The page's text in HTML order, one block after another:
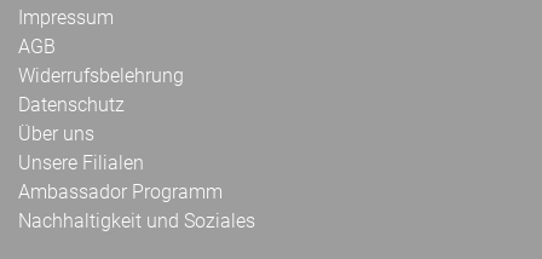
Impressum
AGB
Widerrufsbelehrung
Datenschutz
Über uns
Unsere Filialen
Ambassador Programm
Nachhaltigkeit und Soziales